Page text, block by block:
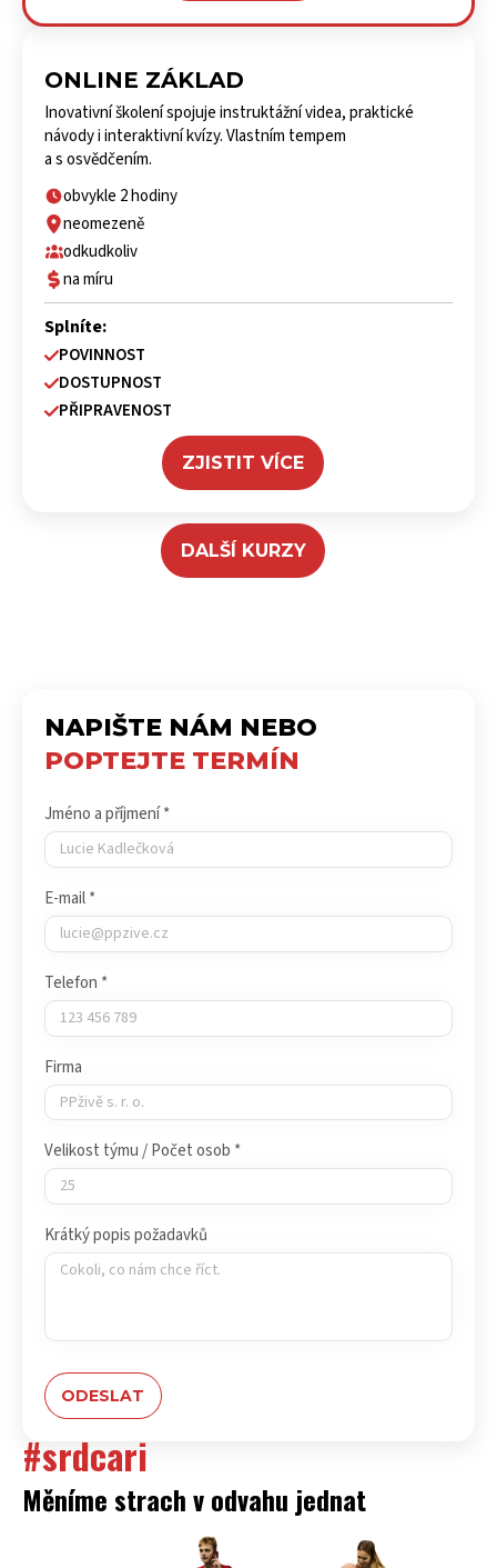
ONLINE ZÁKLAD
Inovativní školení spojuje instruktážní videa, praktické
návody i interaktivní kvízy. Vlastním tempem
a s osvědčením.
obvykle 2 hodiny
neomezeně
odkudkoliv
na míru
Splníte:
POVINNOST
DOSTUPNOST
PŘIPRAVENOST
ZJISTIT VÍCE
DALŠÍ KURZY
NAPIŠTE NÁM NEBO
POPTEJTE TERMÍN
Jméno a příjmení *
E-mail *
Telefon *
Firma
Velikost týmu / Počet osob *
Krátký popis požadavků
#srdcari
Měníme strach v odvahu jednat